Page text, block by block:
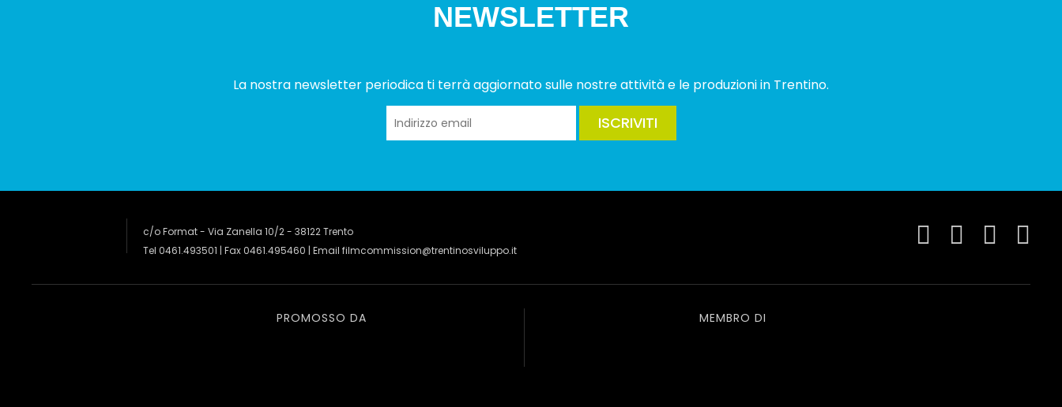
NEWSLETTER
La nostra newsletter periodica ti terrà aggiornato sulle nostre attività e le produzioni in Trentino.
ISCRIVITI
c/o Format - Via Zanella 10/2 - 38122 Trento
Tel 0461.493501 | Fax 0461.495460 | Email filmcommission@trentinosviluppo.it
PROMOSSO DA MEMBRO DI